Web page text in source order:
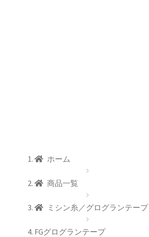
ホーム
商品一覧
ミシン糸／グログランテープ
FGグログランテープ